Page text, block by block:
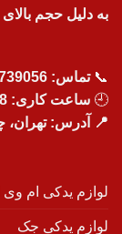
به دلیل حجم
📞تماس:
🕘 ساعت کاری: 8 صبح تا 9 شب
📍 آدرس: تهران،
لوازم یدکی ام وی
لوازم یدکی جک